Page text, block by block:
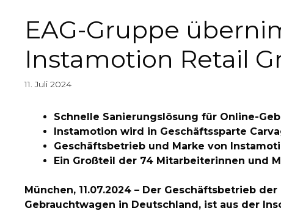
EAG-Gruppe
Instamotion Retail
11. Juli 2024
Schnelle Sanierungslösung für Online-
Instamotion wird in Geschäftssparte
Geschäftsbetrieb und Marke von
Ein Großteil der 74 Mitarbeiterinnen und
München, 11.07.2024 – Der Geschäftsbetrieb
Gebrauchtwagen in Deutschland, ist aus der